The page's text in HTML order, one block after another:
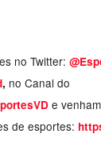
no Twitter:
, no Canal do
e
de esportes: